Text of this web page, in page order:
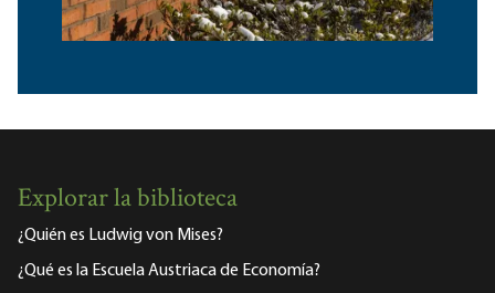
Explorar la biblioteca
¿Quién es Ludwig von Mises?
¿Qué es la Escuela Austriaca de Economía?